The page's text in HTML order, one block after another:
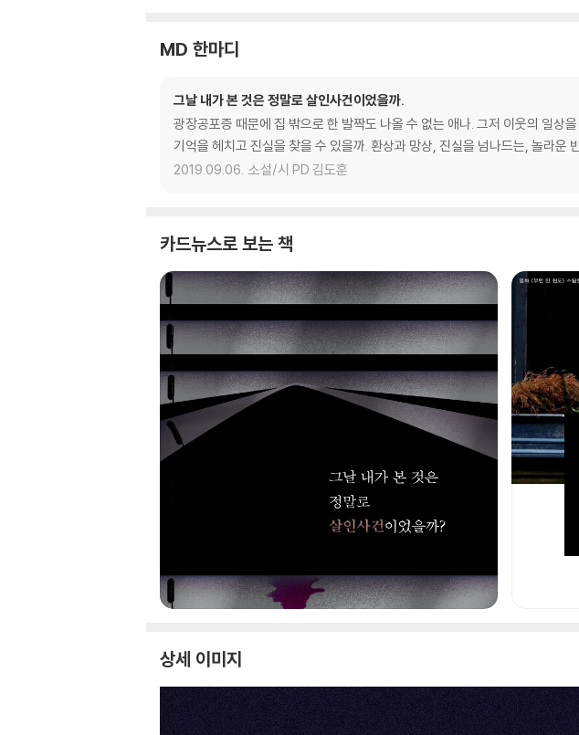
MD 한마디
그날 내가 본 것은 정말로 살인사건이었을까.
광장공포증 때문에 집 밖으로 한 발짝도 나올 수 없는 애나. 그저 이웃의 일상
기억을 헤치고 진실을 찾을 수 있을까. 환상과 망상, 진실을 넘나드는, 놀라운
2019.09.06. 소설/시 PD 김도훈
카드뉴스로 보는 책
상세 이미지